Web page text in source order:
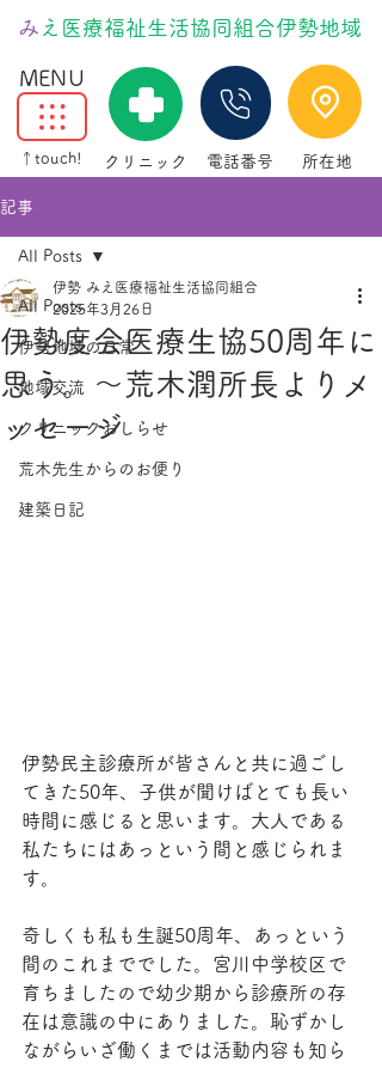
MENU
​ みえ医療福祉生活協同組合伊勢地域
↑touch! クリニック 電話番号 所在地
記事
All Posts
伊勢地域の日常
地域交流
クリニックおしらせ
荒木先生からのお便り
建築日記
All Posts
伊勢度会医療生協50周年に
思う。～荒木潤所長よりメ
ッセージ
伊勢 みえ医療福祉生活協同組合
2025年3月26日
伊勢民主診療所が皆さんと共に過ごし
てきた50年、子供が聞けばとても長い
時間に感じると思います。大人である
私たちにはあっという間と感じられま
す。
奇しくも私も生誕50周年、あっという
間のこれまででした。宮川中学校区で
育ちましたので幼少期から診療所の存
在は意識の中にありました。恥ずかし
ながらいざ働くまでは活動内容も知ら